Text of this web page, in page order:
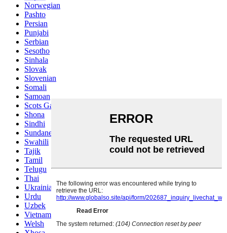
Norwegian
Pashto
Persian
Punjabi
Serbian
Sesotho
Sinhala
Slovak
Slovenian
Somali
Samoan
Scots Gaelic
Shona
Sindhi
Sundanese
Swahili
Tajik
Tamil
Telugu
Thai
Ukrainian
Urdu
Uzbek
Vietnamese
Welsh